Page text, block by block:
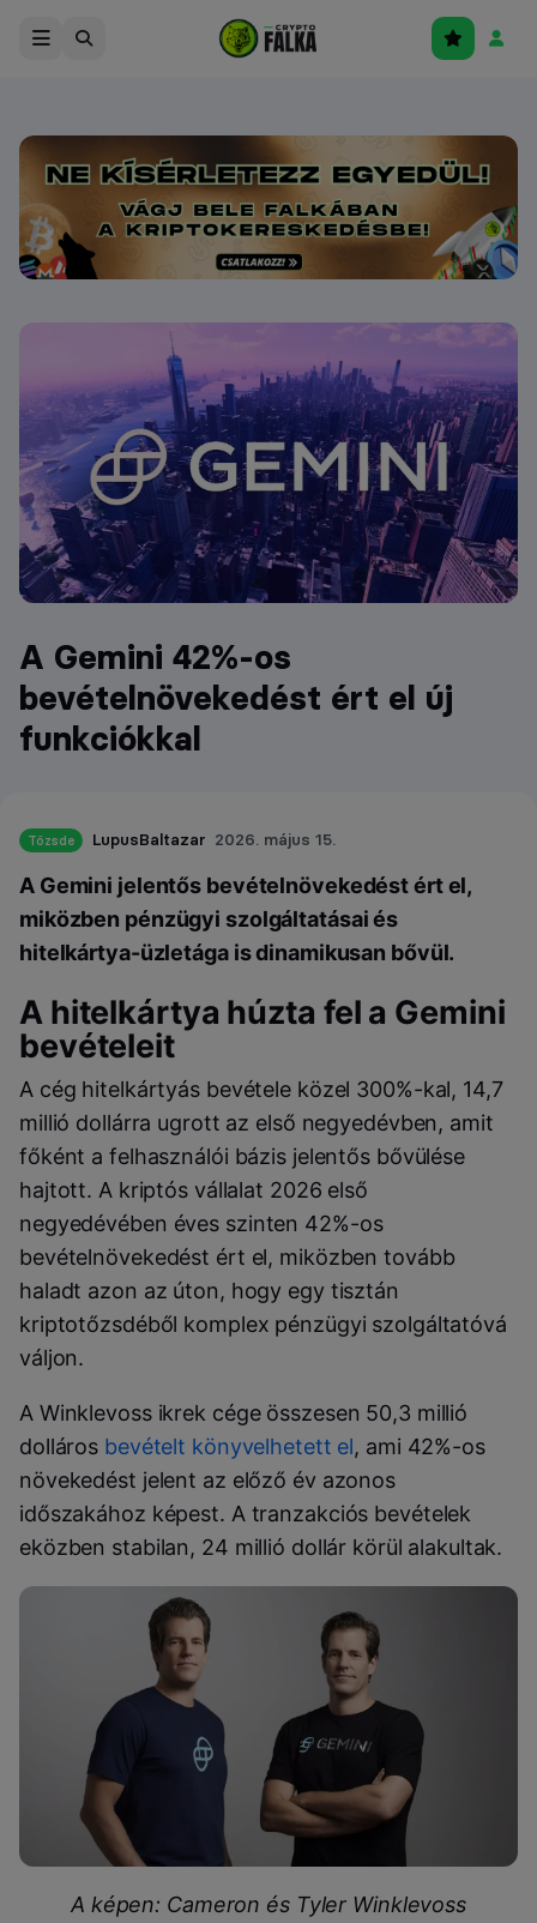
A Gemini 42%-os
bevételnövekedést ért el új
funkciókkal
Tőzsde LupusBaltazar 2026. május 15.
A Gemini jelentős bevételnövekedést ért el,
miközben pénzügyi szolgáltatásai és
hitelkártya-üzletága is dinamikusan bővül.
A hitelkártya húzta fel a Gemini
bevételeit
A cég hitelkártyás bevétele közel 300%-kal, 14,7
millió dollárra ugrott az első negyedévben, amit
főként a felhasználói bázis jelentős bővülése
hajtott. A kriptós vállalat 2026 első
negyedévében éves szinten 42%-os
bevételnövekedést ért el, miközben tovább
haladt azon az úton, hogy egy tisztán
kriptotőzsdéből komplex pénzügyi szolgáltatóvá
váljon.
A Winklevoss ikrek cége összesen 50,3 millió
dolláros bevételt könyvelhetett el, ami 42%-os
növekedést jelent az előző év azonos
időszakához képest. A tranzakciós bevételek
eközben stabilan, 24 millió dollár körül alakultak.
A képen: Cameron és Tyler Winklevoss